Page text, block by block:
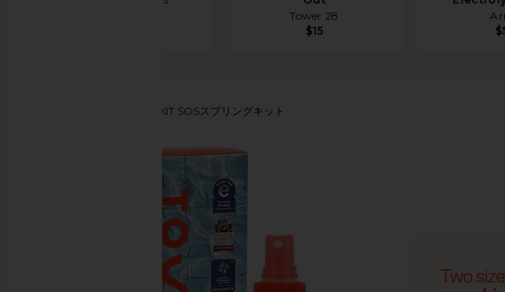
Tower 28
$15
SOS SPRING KIT SOSスプリングキット